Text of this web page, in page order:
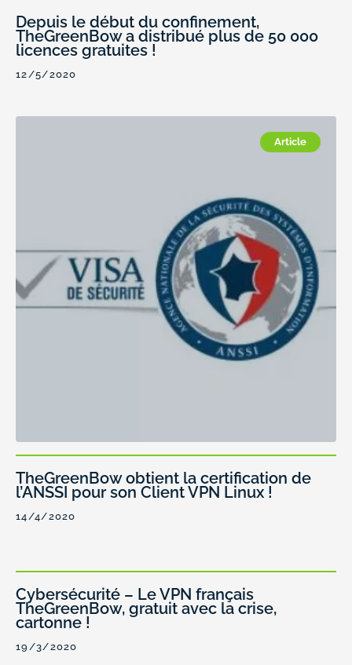
Depuis le début du confinement,
TheGreenBow a distribué plus de 50 000
licences gratuites !
12/5/2020
Article
TheGreenBow obtient la certification de
l’ANSSI pour son Client VPN Linux !
14/4/2020
Cybersécurité – Le VPN français
TheGreenBow, gratuit avec la crise,
cartonne !
19/3/2020